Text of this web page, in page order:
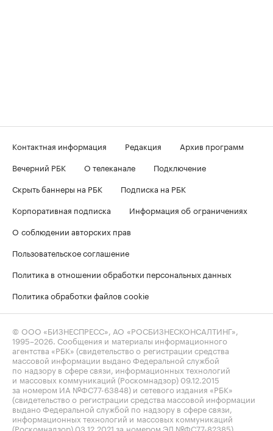
Контактная информация Редакция
Архив программ
Вечерний РБК
О телеканале
Подключение
Скрыть баннеры на РБК
Подписка на РБК
Корпоративная подписка
Информация об ограничениях
О соблюдении авторских прав
Пользовательское соглашение
Политика в отношении обработки персональных данных
Политика обработки файлов cookie
© ООО «БИЗНЕСПРЕСС», АО «РОСБИЗНЕСКОНСАЛТИНГ»,
1995–2026 . Сообщения и материалы информационного
агентства «РБК» (свидетельство о регистрации средства
массовой информации выдано Федеральной службой
по надзору в сфере связи, информационных технологий
и массовых коммуникаций (Роскомнадзор) 09.12.2015
за номером ИА №ФС77-63848) и сетевого издания «РБК»
(свидетельство о регистрации средства массовой информации
выдано Федеральной службой по надзору в сфере связи,
информационных технологий и массовых коммуникаций
(Роскомнадзор) 03.12.2021 за номером ЭЛ №ФС77-82385)